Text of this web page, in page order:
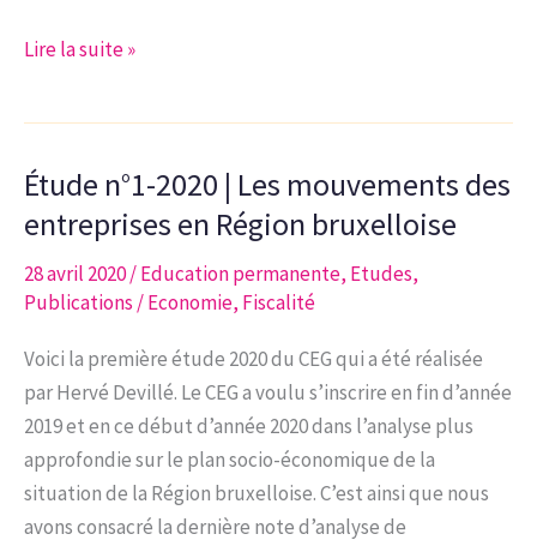
sens
Note
|
L’économie
Lire la suite »
Étude n°1-2020 | Les mouvements des
entreprises en Région bruxelloise
28 avril 2020/Education permanente, Etudes,
Publications/Economie, Fiscalité
Voici la première étude 2020 du CEG qui a été réalisée
par Hervé Devillé. Le CEG a voulu s’inscrire en fin d’année
2019 et en ce début d’année 2020 dans l’analyse plus
approfondie sur le plan socio-économique de la
situation de la Région bruxelloise. C’est ainsi que nous
avons consacré la dernière note d’analyse de